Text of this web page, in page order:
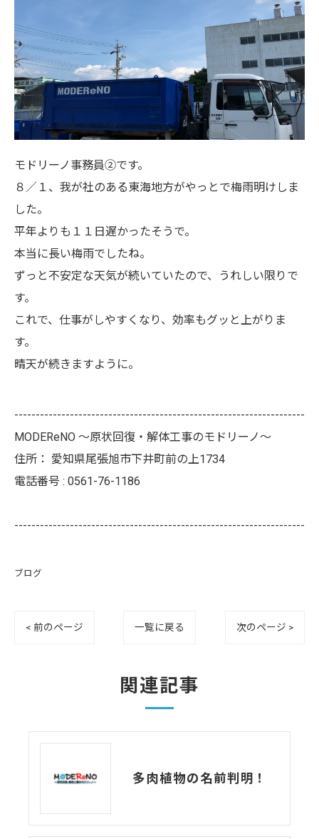
モドリーノ事務員②です。
８／１、我が社のある東海地方がやっとで梅雨明けしま
した。
平年よりも１１日遅かったそうで。
本当に長い梅雨でしたね。
ずっと不安定な天気が続いていたので、うれしい限りで
す。
これで、仕事がしやすくなり、効率もグッと上がりま
す。
晴天が続きますように。
--------------------------------------------------------------------
MODEReNO ～原状回復・解体工事のモドリーノ～
住所： 愛知県尾張旭市下井町前の上1734
電話番号 : 0561-76-1186
--------------------------------------------------------------------
ブログ
< 前のページ 一覧に戻る 次のページ >
関連記事
多肉植物の名前判明！